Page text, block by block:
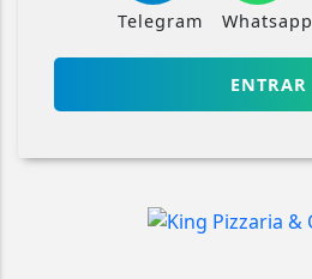
Telegram Whatsapp
ENTRAR